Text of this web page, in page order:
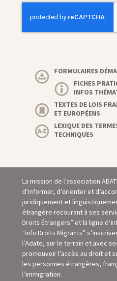
FORMULAIRES
FICHES
INFOS
TEXTES DE LOIS
ET EUROPÉENS
LEXIQUE DES
TECHNIQUES
La mission de l’association
d’informer, d’orienter et
juridiquement et
étrangère recourant à ses
Droits Étrangers” et la ligne
“info Droits Migrants”
l’Adate, sur le terrain et avec
promouvoir l’accès au droit et
les personnes étrangères,
l’immigration.